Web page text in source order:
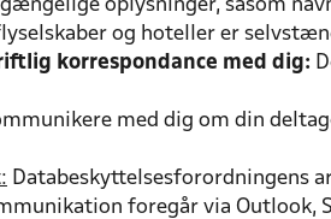
oplysninger, såsom
og hoteller er
korrespondance med dig:
med dig om din
Databeskyttelsesforordningens
foregår via Outlook,